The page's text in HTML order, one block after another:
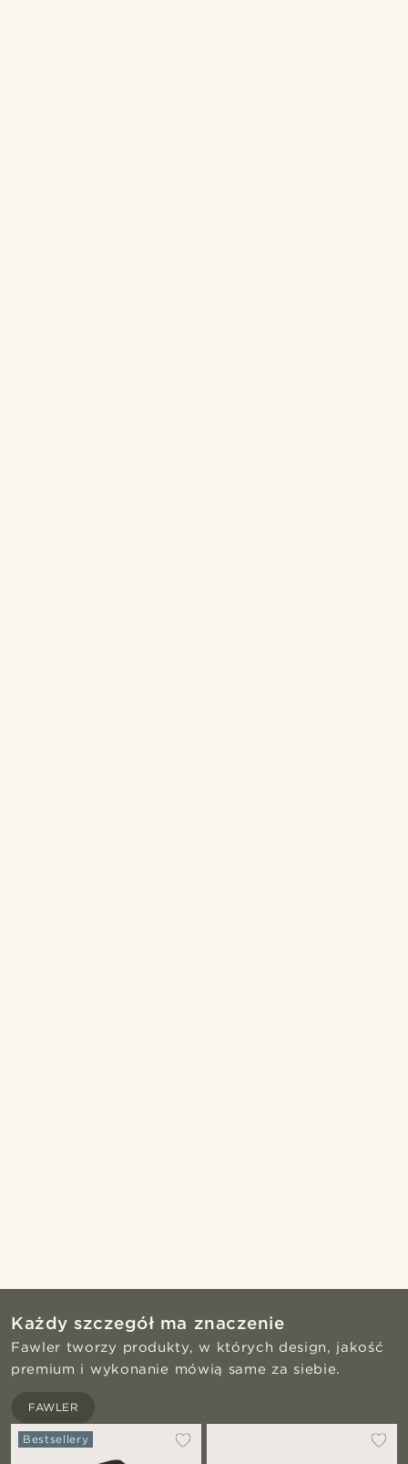
Każdy szczegół ma znaczenie
Fawler tworzy produkty, w których design, jakość
premium i wykonanie mówią same za siebie.
FAWLER
Bestsellery